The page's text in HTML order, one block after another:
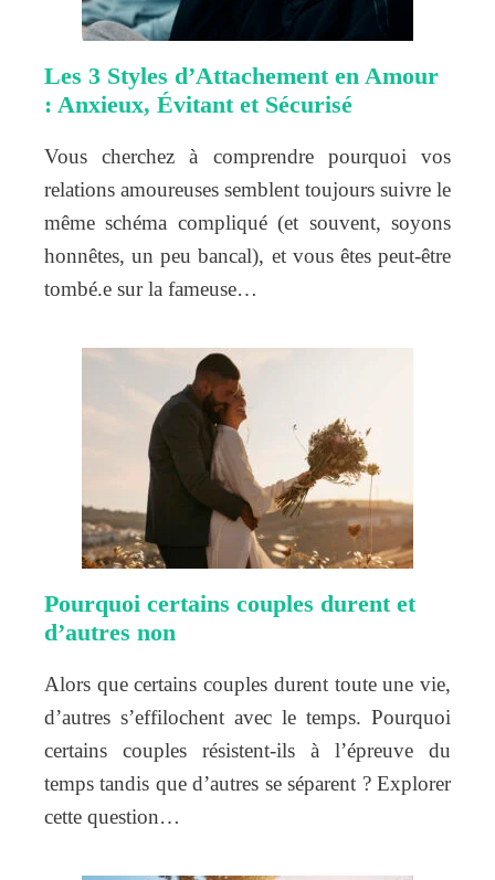
Les 3 Styles d’Attachement en Amour
: Anxieux, Évitant et Sécurisé
Vous cherchez à comprendre pourquoi vos
relations amoureuses semblent toujours suivre le
même schéma compliqué (et souvent, soyons
honnêtes, un peu bancal), et vous êtes peut-être
tombé.e sur la fameuse…
Pourquoi certains couples durent et
d’autres non
Alors que certains couples durent toute une vie,
d’autres s’effilochent avec le temps. Pourquoi
certains couples résistent-ils à l’épreuve du
temps tandis que d’autres se séparent ? Explorer
cette question…